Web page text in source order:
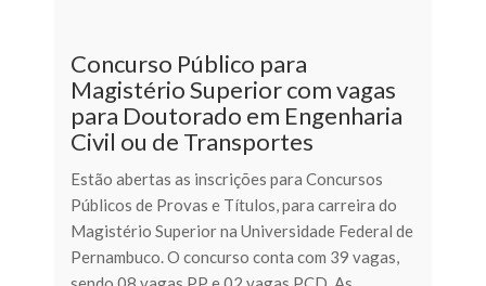
Concurso Público para
Magistério Superior com vagas
para Doutorado em Engenharia
Civil ou de Transportes
Estão abertas as inscrições para Concursos
Públicos de Provas e Títulos, para carreira do
Magistério Superior na Universidade Federal de
Pernambuco. O concurso conta com 39 vagas,